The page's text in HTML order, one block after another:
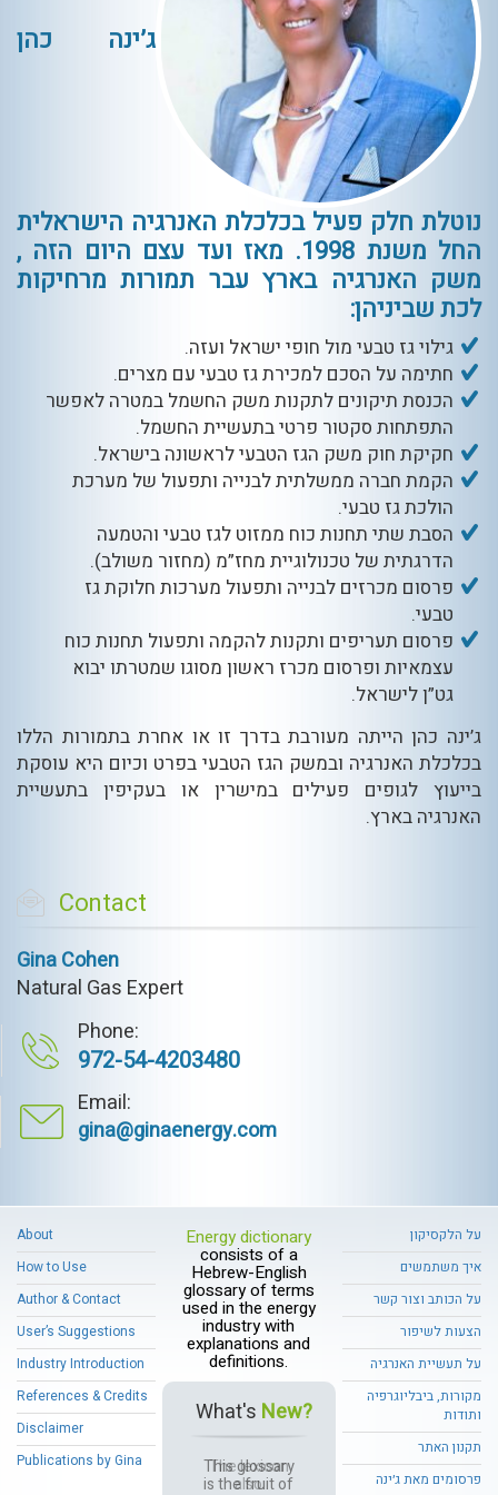
ג’ינה כהן
נוטלת חלק פעיל בכלכלת האנרגיה הישראלית
החל משנת 1998. מאז ועד עצם היום הזה ,
משק האנרגיה בארץ עבר תמורות מרחיקות
לכת שביניהן:
גילוי גז טבעי מול חופי ישראל ועזה.
חתימה על הסכם למכירת גז טבעי עם מצרים.
הכנסת תיקונים לתקנות משק החשמל במטרה לאפשר
התפתחות סקטור פרטי בתעשיית החשמל.
חקיקת חוק משק הגז הטבעי לראשונה בישראל.
הקמת חברה ממשלתית לבנייה ותפעול של מערכת
הולכת גז טבעי.
הסבת שתי תחנות כוח ממזוט לגז טבעי והטמעה
הדרגתית של טכנולוגיית מחז”מ (מחזור משולב).
פרסום מכרזים לבנייה ותפעול מערכות חלוקת גז
טבעי.
פרסום תעריפים ותקנות להקמה ותפעול תחנות כוח
עצמאיות ופרסום מכרז ראשון מסוגו שמטרתו יבוא
גט”ן לישראל.
ג’ינה כהן הייתה מעורבת בדרך זו או אחרת בתמורות הללו
בכלכלת האנרגיה ובמשק הגז הטבעי בפרט וכיום היא עוסקת
בייעוץ לגופים פעילים במישרין או בעקיפין בתעשיית
האנרגיה בארץ.
Contact
Gina Cohen
Natural Gas Expert
Phone:
972-54-4203480
Email:
gina@ginaenergy.com
About
How to Use
Author & Contact
User’s Suggestions
Industry Introduction
References & Credits
Disclaimer
Publications by Gina
Energy dictionary
consists of a
Hebrew-English
glossary of terms
used in the energy
industry with
explanations and
definitions.
What's New?
This glossary
is the fruit of
על הלקסיקון
איך משתמשים
על הכותב וצור קשר
הצעות לשיפור
על תעשיית האנרגיה
מקורות, ביבליוגרפיה
ותודות
תקנון האתר
פרסומים מאת ג׳ינה